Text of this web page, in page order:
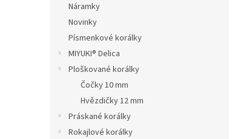
Náramky
Novinky
Písmenkové korálky
MIYUKI® Delica
Ploškované korálky
Čočky 10 mm
Hvězdičky 12 mm
Práskané korálky
Rokajlové korálky